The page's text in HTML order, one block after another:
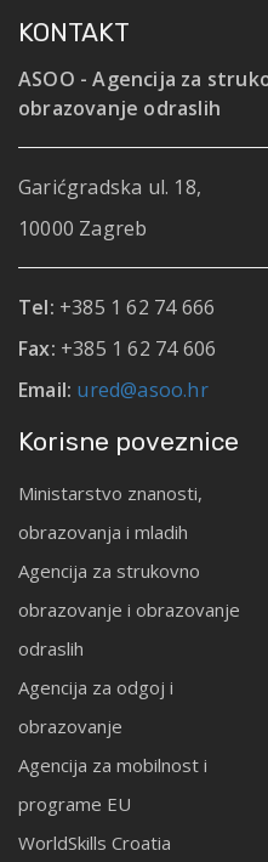
KONTAKT
ASOO - Agencija za
obrazovanje odraslih
Garićgradska ul. 18,
10000 Zagreb
Tel: +385 1 62 74 666
Fax: +385 1 62 74 606
Email: ured@asoo.hr
Korisne poveznice
Ministarstvo znanosti,
obrazovanja i mladih
Agencija za strukovno
obrazovanje i obrazovanje
odraslih
Agencija za odgoj i
obrazovanje
Agencija za mobilnost i
programe EU
WorldSkills Croatia